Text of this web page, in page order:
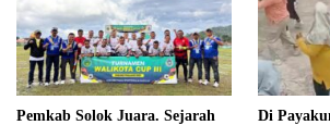
Pemkab Solok Juara. Sejarah
Di